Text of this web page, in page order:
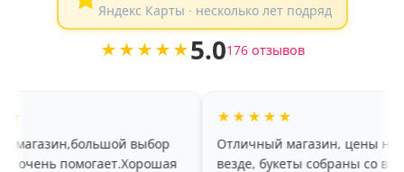
Яндекс Карты · несколько лет подряд
★★★★★5.0176 отзывов
Отличный магазин, цены ниже чем
везде, букеты собраны со вкусом,
всегда